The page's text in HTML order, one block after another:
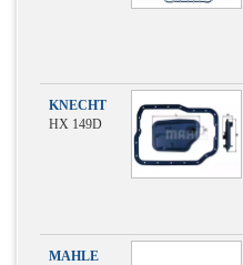
KNECHT
HX 149D
MAHLE